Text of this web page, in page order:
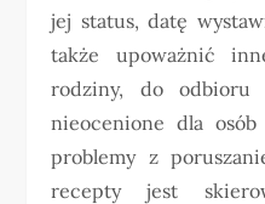
jej status, datę
także upoważnić
rodziny, do
nieocenione dla
problemy z
recepty jest